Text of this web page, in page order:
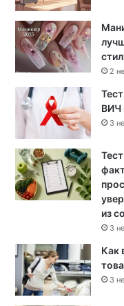
2
ВИЧ
3
из
3
Как
3